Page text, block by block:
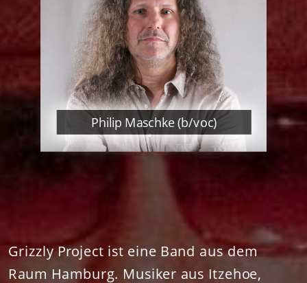
Philip Maschke (b/voc)
Grizzly Project ist eine Band aus dem
Raum Hamburg. Musiker aus Itzehoe,